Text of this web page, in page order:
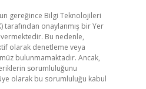
gereğince Bilgi Teknolojileri
tarafından onaylanmış bir Yer
vermektedir. Bu nedenle,
olarak denetleme veya
bulunmamaktadır. Ancak,
sorumluluğunu
olarak bu sorumluluğu kabul